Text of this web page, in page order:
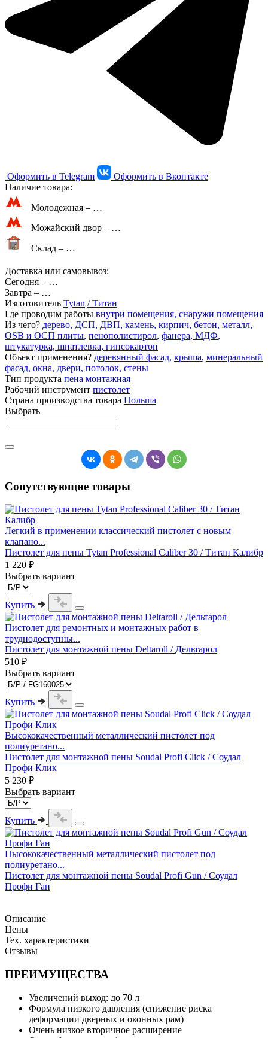
Оформить в Telegram
Оформить в Вконтакте
Наличие товара:
Молодежная – …
Можайский двор – …
Склад – …
Доставка или самовывоз:
Сегодня – …
Завтра – …
Изготовитель Tytan / Титан
Где проводим работы внутри помещения, снаружи помещения
Из чего? дерево, ДСП, ДВП, камень, кирпич, бетон, металл,
OSB и ОСП плиты, пенополистирол, фанера, МДФ,
штукатурка, шпатлевка, гипсокартон
Объект применения? деревянный фасад, крыша, минеральный
фасад, окна, двери, потолок, стены
Тип продукта пена монтажная
Рабочий инструмент пистолет
Страна производства товара Польша
Выбрать
Сопутствующие товары
Легкий в применении классический пистолет с новым
клапано...
Пистолет для пены Tytan Professional Caliber 30 / Титан Калибр
1 220 ₽
Выбрать вариант
Купить
Пистолет для ремонтных и монтажных работ в
труднодоступны...
Пистолет для монтажной пены Deltaroll / Дельтарол
510 ₽
Выбрать вариант
Купить
Высококачественный металлический пистолет под
полиуретано...
Пистолет для монтажной пены Soudal Profi Click / Соудал
Профи Клик
5 230 ₽
Выбрать вариант
Купить
Пысококачественный металлический пистолет под
полиуретано...
Пистолет для монтажной пены Soudal Profi Gun / Соудал
Профи Ган
Описание
Цены
Тех. характеристики
Отзывы
ПРЕИМУЩЕСТВА
Увеличений выход: до 70 л
Формула низкого давления (снижение риска
деформации дверных и оконных рам)
Очень низкое вторичное расширение